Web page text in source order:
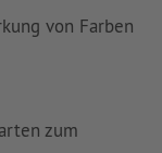
von Farben
zum